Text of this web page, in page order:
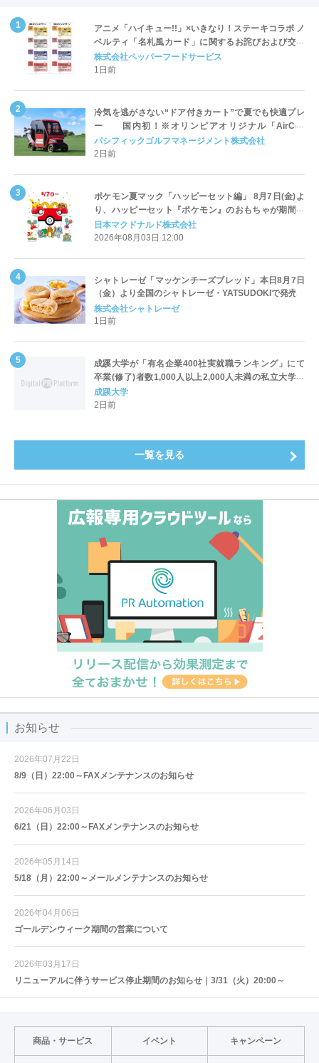
アニメ「ハイキュー!!」×いきなり！ステーキコラボ ノ
ベルティ「名札風カード」に関するお詫びおよび交換
対応についてのご案内
株式会社ペッパーフードサービス
1日前
冷気を逃がさない“ドア付きカート”で夏でも快適プレ
ー 国内初！※オリンピアオリジナル「AirCon
Cart（エアコンカート）」導入 | ＰＧＭ
パシフィックゴルフマネージメント株式会社
2日前
ポケモン夏マック「ハッピーセット編」 8月7日(金)よ
り、ハッピーセット『ポケモン』のおもちゃが期間限
定登場
日本マクドナルド株式会社
2026年08月03日 12:00
シャトレーゼ「マッケンチーズブレッド」本日8月7日
（金）より全国のシャトレーゼ・YATSUDOKIで発売
株式会社シャトレーゼ
1日前
成蹊大学が「有名企業400社実就職ランキング」にて
卒業(修了)者数1,000人以上2,000人未満の私立大学で
全国第1位を獲得！～実就職率は26.5%（前年比＋
4.3pt）に伸長、東京の私立大学でも10位にランクイン
成蹊大学
2日前
一覧を見る
お知らせ
2026年07月22日
8/9（日）22:00～FAXメンテナンスのお知らせ
2026年06月03日
6/21（日）22:00～FAXメンテナンスのお知らせ
2026年05月14日
5/18（月）22:00～メールメンテナンスのお知らせ
2026年04月06日
ゴールデンウィーク期間の営業について
2026年03月17日
リニューアルに伴うサービス停止期間のお知らせ｜3/31（火）20:00～
商品・サービス イベント キャンペーン